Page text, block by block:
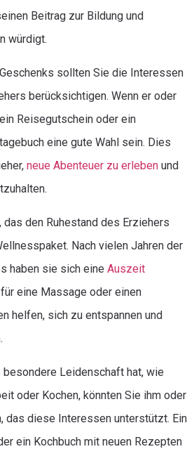
Beitrag zur Bildung und
würdigt.
sollten Sie die Interessen
berücksichtigen. Wenn er oder
Reisegutschein oder ein
eine gute Wahl sein. Dies
neue Abenteuer zu erleben und
das den Ruhestand des Erziehers
Nach vielen Jahren der
haben sie sich eine Auszeit
eine Massage oder einen
helfen, sich zu entspannen und
besondere Leidenschaft hat, wie
oder Kochen, könnten Sie ihm oder
das diese Interessen unterstützt. Ein
ein Kochbuch mit neuen Rezepten